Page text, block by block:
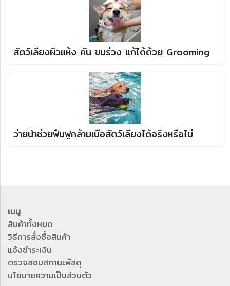
สัตว์เลี้ยงผิวแห้ง คัน ขนร่วง แก้ได้ด้วย Grooming
ว่ายน้ำช่วยฟื้นฟูกล้ามเนื้อสัตว์เลี้ยงได้จริงหรือไม่
เมนู
สินค้าทั้งหมด
วิธีการสั่งซื้อสินค้า
แจ้งชำระเงิน
ตรวจสอบสถานะพัสดุ
นโยบายความเป็นส่วนตัว